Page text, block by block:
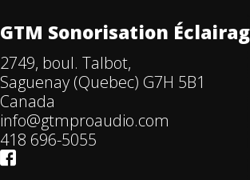
GTM Sonorisation
2749, boul. Talbot,
Saguenay (Quebec) G7H 5B1
Canada
info@gtmproaudio.com
418 696-5055